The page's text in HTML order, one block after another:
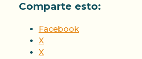
Comparte esto:
Facebook
X
X